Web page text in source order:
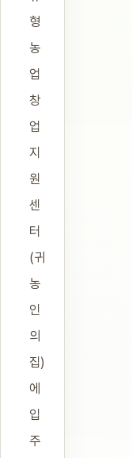
형
농
업
창
업
지
원
센
터
(귀
농
인
의
집)
에
입
주